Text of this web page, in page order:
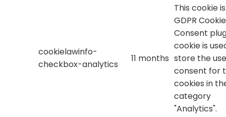
cookielawinfo-
checkbox-analytics
11 months
This cookie
GDPR Cookie
Consent
cookie is
store the
consent for
cookies in
category
"Analytics".